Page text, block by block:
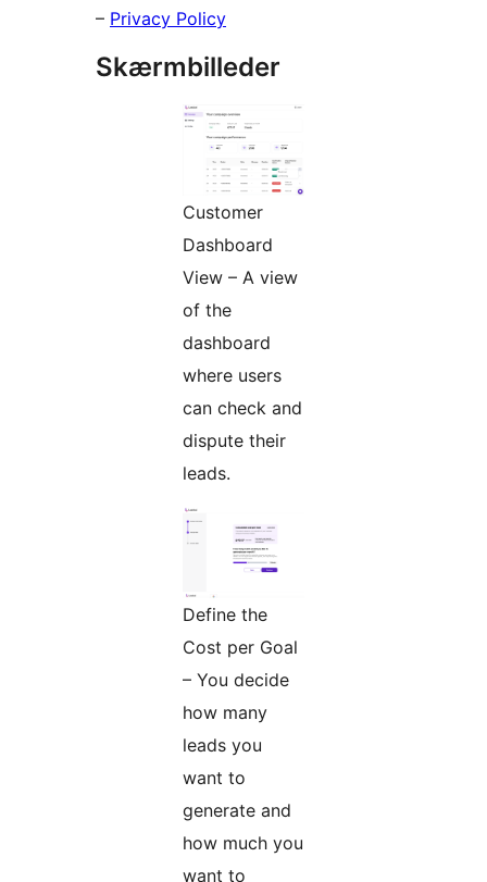
– Privacy Policy
Skærmbilleder
Customer
Dashboard
View – A view
of the
dashboard
where users
can check and
dispute their
leads.
Define the
Cost per Goal
– You decide
how many
leads you
want to
generate and
how much you
want to